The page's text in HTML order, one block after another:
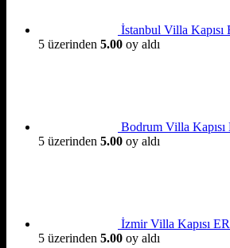
İstanbul Villa Kapısı
5 üzerinden 5.00 oy aldı
Bodrum Villa
5 üzerinden 5.00 oy aldı
İzmir Villa Kapısı
5 üzerinden 5.00 oy aldı